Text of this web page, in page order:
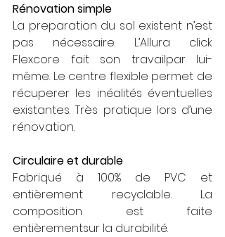
Rénovation simple
La preparation du sol existent n’est
pas nécessaire. L’Allura click
Flexcore fait son travailpar lui-
même. Le centre flexible permet de
récuperer les inéalités éventuelles
existantes. Très pratique lors d’une
rénovation.
Circulaire et durable
Fabriqué à 100% de PVC et
entièrement recyclable. La
composition est faite
entièrementsur la durabilité.